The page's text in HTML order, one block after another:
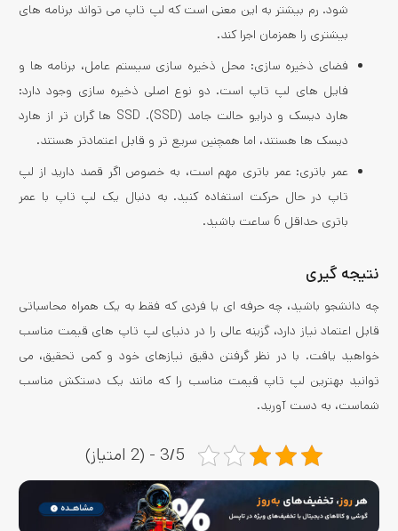
شود. رم بیشتر به این معنی است که لپ تاپ می تواند برنامه های
بیشتری را همزمان اجرا کند.
فضای ذخیره سازی: محل ذخیره سازی سیستم عامل، برنامه ها و
فایل های لپ تاپ است. دو نوع اصلی ذخیره سازی وجود دارد:
هارد دیسک و درایو حالت جامد (SSD). SSD ها گران تر از هارد
دیسک ها هستند، اما همچنین سریع تر و قابل اعتمادتر هستند.
عمر باتری: عمر باتری مهم است، به خصوص اگر قصد دارید از لپ
تاپ در حال حرکت استفاده کنید. به دنبال یک لپ تاپ با عمر
باتری حداقل 6 ساعت باشید.
نتیجه گیری
چه دانشجو باشید، چه حرفه ای یا فردی که فقط به یک همراه محاسباتی
قابل اعتماد نیاز دارد، گزینه عالی را در دنیای لپ تاپ های قیمت مناسب
خواهید یافت. با در نظر گرفتن دقیق نیازهای خود و کمی تحقیق، می
توانید بهترین لپ تاپ قیمت مناسب را که مانند یک دستکش مناسب
شماست، به دست آورید.
3/5 - (2 امتیاز)